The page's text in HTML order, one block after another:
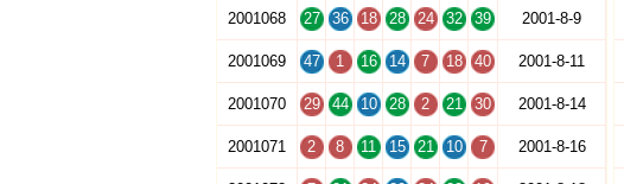
2001068 27 36 18 28 24 32 39 2001-8-9
2001069 47 1 16 14 7 18 40 2001-8-11
2001070 29 44 10 28 2 21 30 2001-8-14
2001071 2 8 11 15 21 10 7 2001-8-16